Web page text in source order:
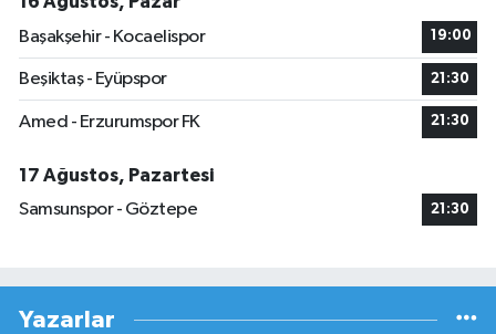
Başakşehir - Kocaelispor
19:00
Beşiktaş - Eyüpspor 21:30
Amed - Erzurumspor FK 21:30
17 Ağustos, Pazartesi
Samsunspor - Göztepe
21:30
Yazarlar